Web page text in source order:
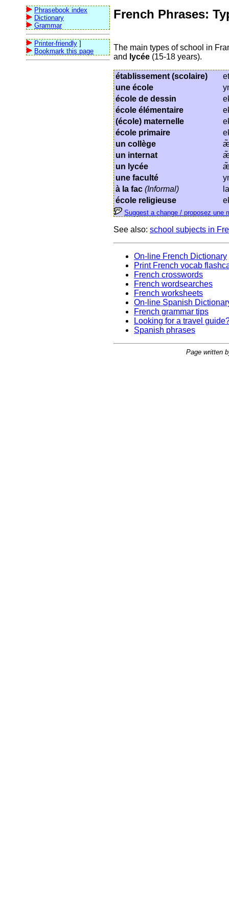
Phrasebook index
Dictionary
Grammar
Printer-friendly ]
Bookmark this page
French Phrases:
The main types of school in
and lycée (15-18 years).
établissement (scolaire)
une école
école de dessin
école élémentaire
(école) maternelle
école primaire
un collège
æ̃
un internat
un lycée
une faculté
à la fac (Informal)
école religieuse
Suggest a change / proposez une
See also: school subjects in
On-line French Dictionary
Print French vocab
French crosswords
French wordsearches
French worksheets
On-line Spanish
French grammar tips
Looking for a travel
Spanish phrases
Page written